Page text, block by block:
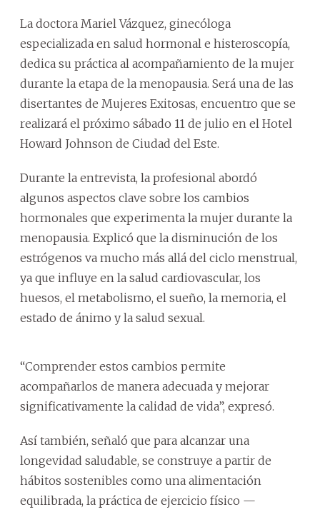
La doctora Mariel Vázquez, ginecóloga
especializada en salud hormonal e histeroscopía,
dedica su práctica al acompañamiento de la mujer
durante la etapa de la menopausia. Será una de las
disertantes de Mujeres Exitosas, encuentro que se
realizará el próximo sábado 11 de julio en el Hotel
Howard Johnson de Ciudad del Este.
Durante la entrevista, la profesional abordó
algunos aspectos clave sobre los cambios
hormonales que experimenta la mujer durante la
menopausia. Explicó que la disminución de los
estrógenos va mucho más allá del ciclo menstrual,
ya que influye en la salud cardiovascular, los
huesos, el metabolismo, el sueño, la memoria, el
estado de ánimo y la salud sexual.
“Comprender estos cambios permite
acompañarlos de manera adecuada y mejorar
significativamente la calidad de vida”, expresó.
Así también, señaló que para alcanzar una
longevidad saludable, se construye a partir de
hábitos sostenibles como una alimentación
equilibrada, la práctica de ejercicio físico —